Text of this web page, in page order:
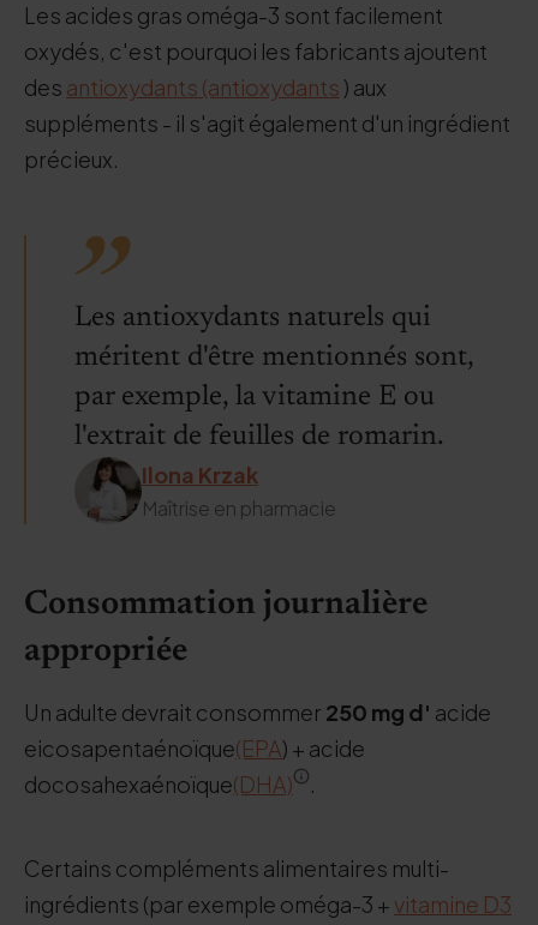
Les acides gras oméga-3 sont facilement
oxydés, c'est pourquoi les fabricants ajoutent
des antioxydants (antioxydants) aux
suppléments - il s'agit également d'un ingrédient
précieux.
Les antioxydants naturels qui
méritent d'être mentionnés sont,
par exemple, la vitamine E ou
l'extrait de feuilles de romarin.
Ilona Krzak
Maîtrise en pharmacie
Consommation journalière
appropriée
Un adulte devrait consommer 250 mg d' acide
eicosapentaénoïque(EPA) + acide
docosahexaénoïque(DHA) .
Certains compléments alimentaires multi-
ingrédients (par exemple oméga-3 + vitamine D3